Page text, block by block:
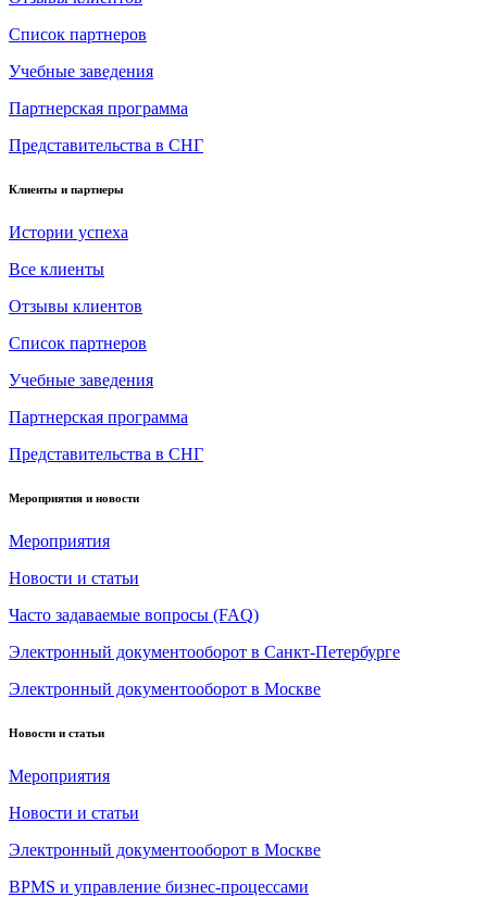
Список партнеров
Учебные заведения
Партнерская программа
Представительства в СНГ
Клиенты и партнеры
Истории успеха
Все клиенты
Отзывы клиентов
Список партнеров
Учебные заведения
Партнерская программа
Представительства в СНГ
Мероприятия и новости
Мероприятия
Новости и статьи
Часто задаваемые вопросы (FAQ)
Электронный документооборот в Санкт-Петербурге
Электронный документооборот в Москве
Новости и статьи
Мероприятия
Новости и статьи
Электронный документооборот в Москве
BPMS и управление бизнес-процессами